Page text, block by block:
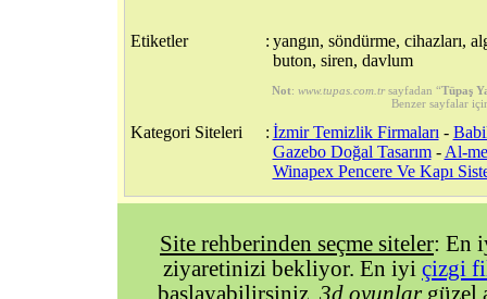
Etiketler : yangın, söndürme, cihazları,
buton, siren, davlum
Not: www.tupas.com.tr sayfadan “Tüpaş
Benzer sayfalar
Kategori Siteleri : İzmir Temizlik Firmaları -
Gazebo Doğal Tasarım- Al-
Winapex Pencere Ve Kapı
Site rehberinden seçme siteler: En
ziyaretinizi bekliyor. En iyi çizgi
başlayabilirsiniz. 3d oyunlargüzel